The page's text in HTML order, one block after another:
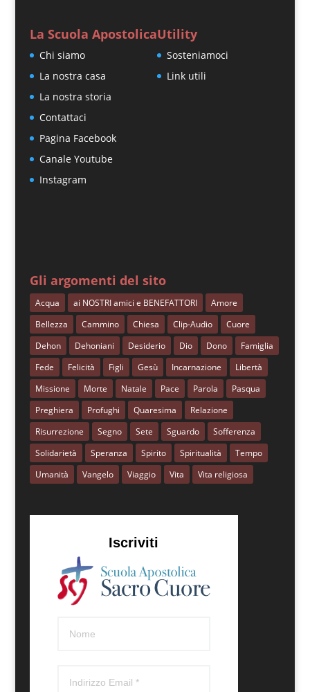
La Scuola Apostolica
Chi siamo
La nostra casa
La nostra storia
Contattaci
Pagina Facebook
Canale Youtube
Instagram
Utility
Sosteniamoci
Link utili
Gli argomenti del sito
Acqua ai NOSTRI amici e BENEFATTORI
Amore
Bellezza
Cammino Chiesa Clip-Audio
Cuore
Dehon
Dehoniani Desiderio Dio Dono
Famiglia
Fede
Felicità Figli Gesù Incarnazione
Libertà
Missione
Morte Natale Pace Parola
Pasqua
Preghiera
Profughi Quaresima
Relazione
Risurrezione
Segno Sete Sguardo
Sofferenza
Solidarietà
Speranza Spirito Spiritualità
Tempo
Umanità
Vangelo Viaggio Vita Vita religiosa
Iscriviti